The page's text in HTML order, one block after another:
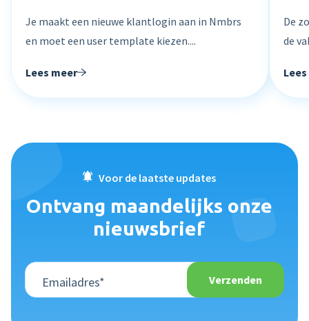
Je maakt een nieuwe klantlogin aan in Nmbrs
en moet een user template kiezen....
Lees meer
De
de
Voor de laatste updates
Ontvang maandelijks onze
nieuwsbrief